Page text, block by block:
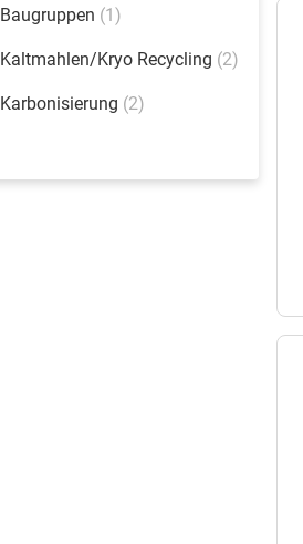
Baugruppen (1)
Kaltmahlen/Kryo Recycling (2)
Karbonisierung (2)